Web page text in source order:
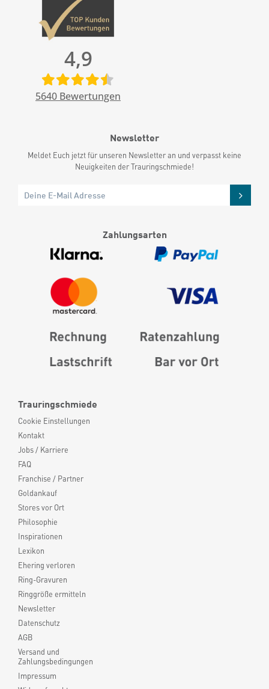
Trauringschmiede
Cookie Einstellungen
Kontakt
Jobs / Karriere
FAQ
Franchise / Partner
Goldankauf
Stores vor Ort
Philosophie
Inspirationen
Lexikon
Ehering verloren
Ring-Gravuren
Ringgröße ermitteln
Newsletter
Datenschutz
AGB
Versand und
Zahlungsbedingungen
Impressum
4,9
5640 Bewertungen
Newsletter
Meldet Euch jetzt für unseren Newsletter an und verpasst keine
Neuigkeiten der Trauringschmiede!
Zahlungsarten